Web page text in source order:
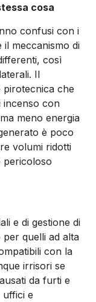
cosa
confusi con i
meccanismo di
così
Il
che
incenso con
meno energia
è poco
volumi ridotti
pericoloso
e di gestione di
quelli ad alta
con la
irrisori se
da furti e
uffici e